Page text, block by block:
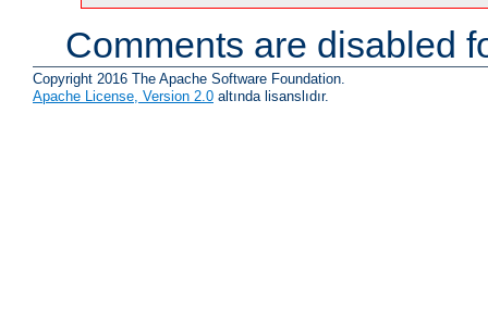
Comments are disabled
Copyright 2016 The Apache Software Foundation.
Apache License, Version 2.0 altında lisanslıdır.